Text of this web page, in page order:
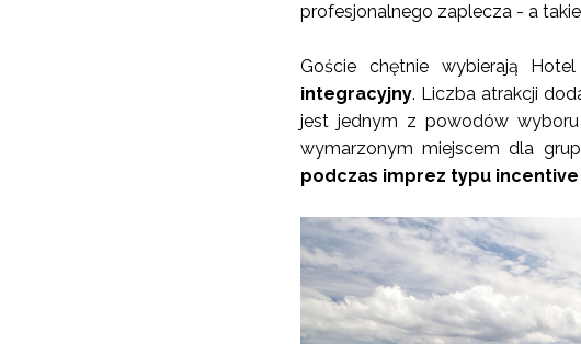
profesjonalnego zaplecza - a
Goście chętnie wybierają
integracyjny. Liczba atrakcji
jest jednym z powodów
wymarzonym miejscem dla
podczas imprez typu